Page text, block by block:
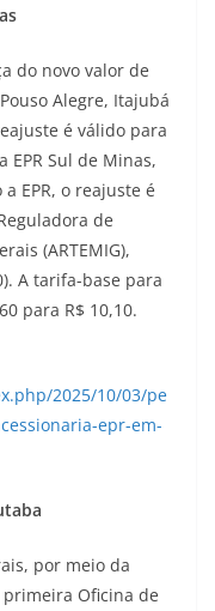
do novo valor de
Alegre, Itajubá
é válido para
Sul de Minas,
EPR, o reajuste é
de
(ARTEMIG),
A tarifa-base para
para R$ 10,10.
2025/10/03/pe
epr-em-
por meio da
Oficina de